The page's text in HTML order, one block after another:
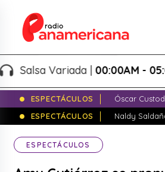
Variada |00:00AM -
ESPECTÁCULOS
Óscar
ESPECTÁCULOS
Naldy
ESPECTÁCULOS